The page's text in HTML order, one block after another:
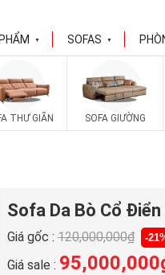
▼ SOFAS ▼
THƯ GIÃN SOFA GIƯỜNG
Sofa Da Bò Cổ Điển
Giá gốc : 120,000,000₫ -
Giá sale : 95,000,000